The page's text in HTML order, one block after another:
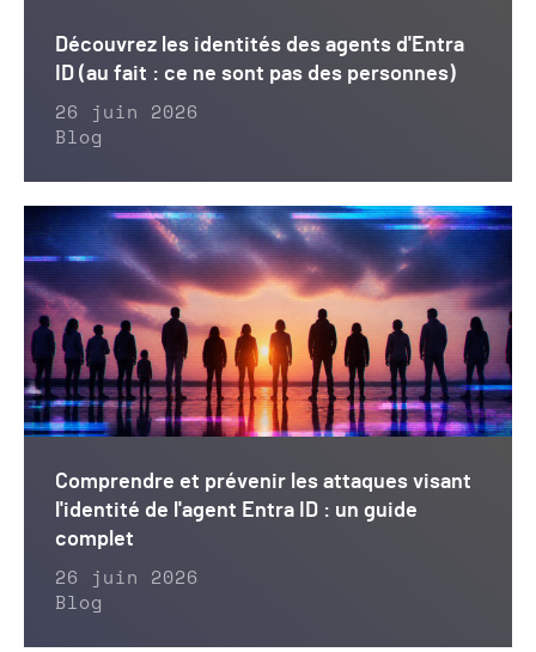
Découvrez les identités des agents d'Entra
ID (au fait : ce ne sont pas des personnes)
26 juin 2026
Blog
Comprendre et prévenir les attaques visant
l'identité de l'agent Entra ID : un guide
complet
26 juin 2026
Blog